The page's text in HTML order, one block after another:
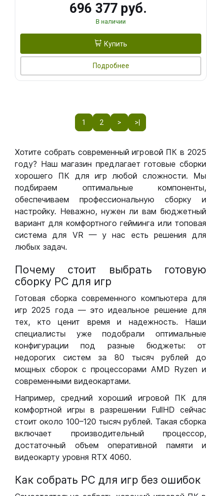
696 377 руб.
В наличии
Купить
Подробнее
1 2 > >|
Хотите собрать современный игровой ПК в 2025
году? Наш магазин предлагает готовые сборки
хорошего ПК для игр любой сложности. Мы
подбираем оптимальные компоненты,
обеспечиваем профессиональную сборку и
настройку. Неважно, нужен ли вам бюджетный
вариант для комфортного гейминга или топовая
система для VR — у нас есть решения для
любых задач.
Почему стоит выбрать готовую
сборку РС для игр
Готовая сборка современного компьютера для
игр 2025 года — это идеальное решение для
тех, кто ценит время и надежность. Наши
специалисты уже подобрали оптимальные
конфигурации под разные бюджеты: от
недорогих систем за 80 тысяч рублей до
мощных сборок с процессорами AMD Ryzen и
современными видеокартами.
Например, средний хороший игровой ПК для
комфортной игры в разрешении FullHD сейчас
стоит около 100–120 тысяч рублей. Такая сборка
включает производительный процессор,
достаточный объем оперативной памяти и
видеокарту уровня RTX 4060.
Как собрать РС для игр без ошибок